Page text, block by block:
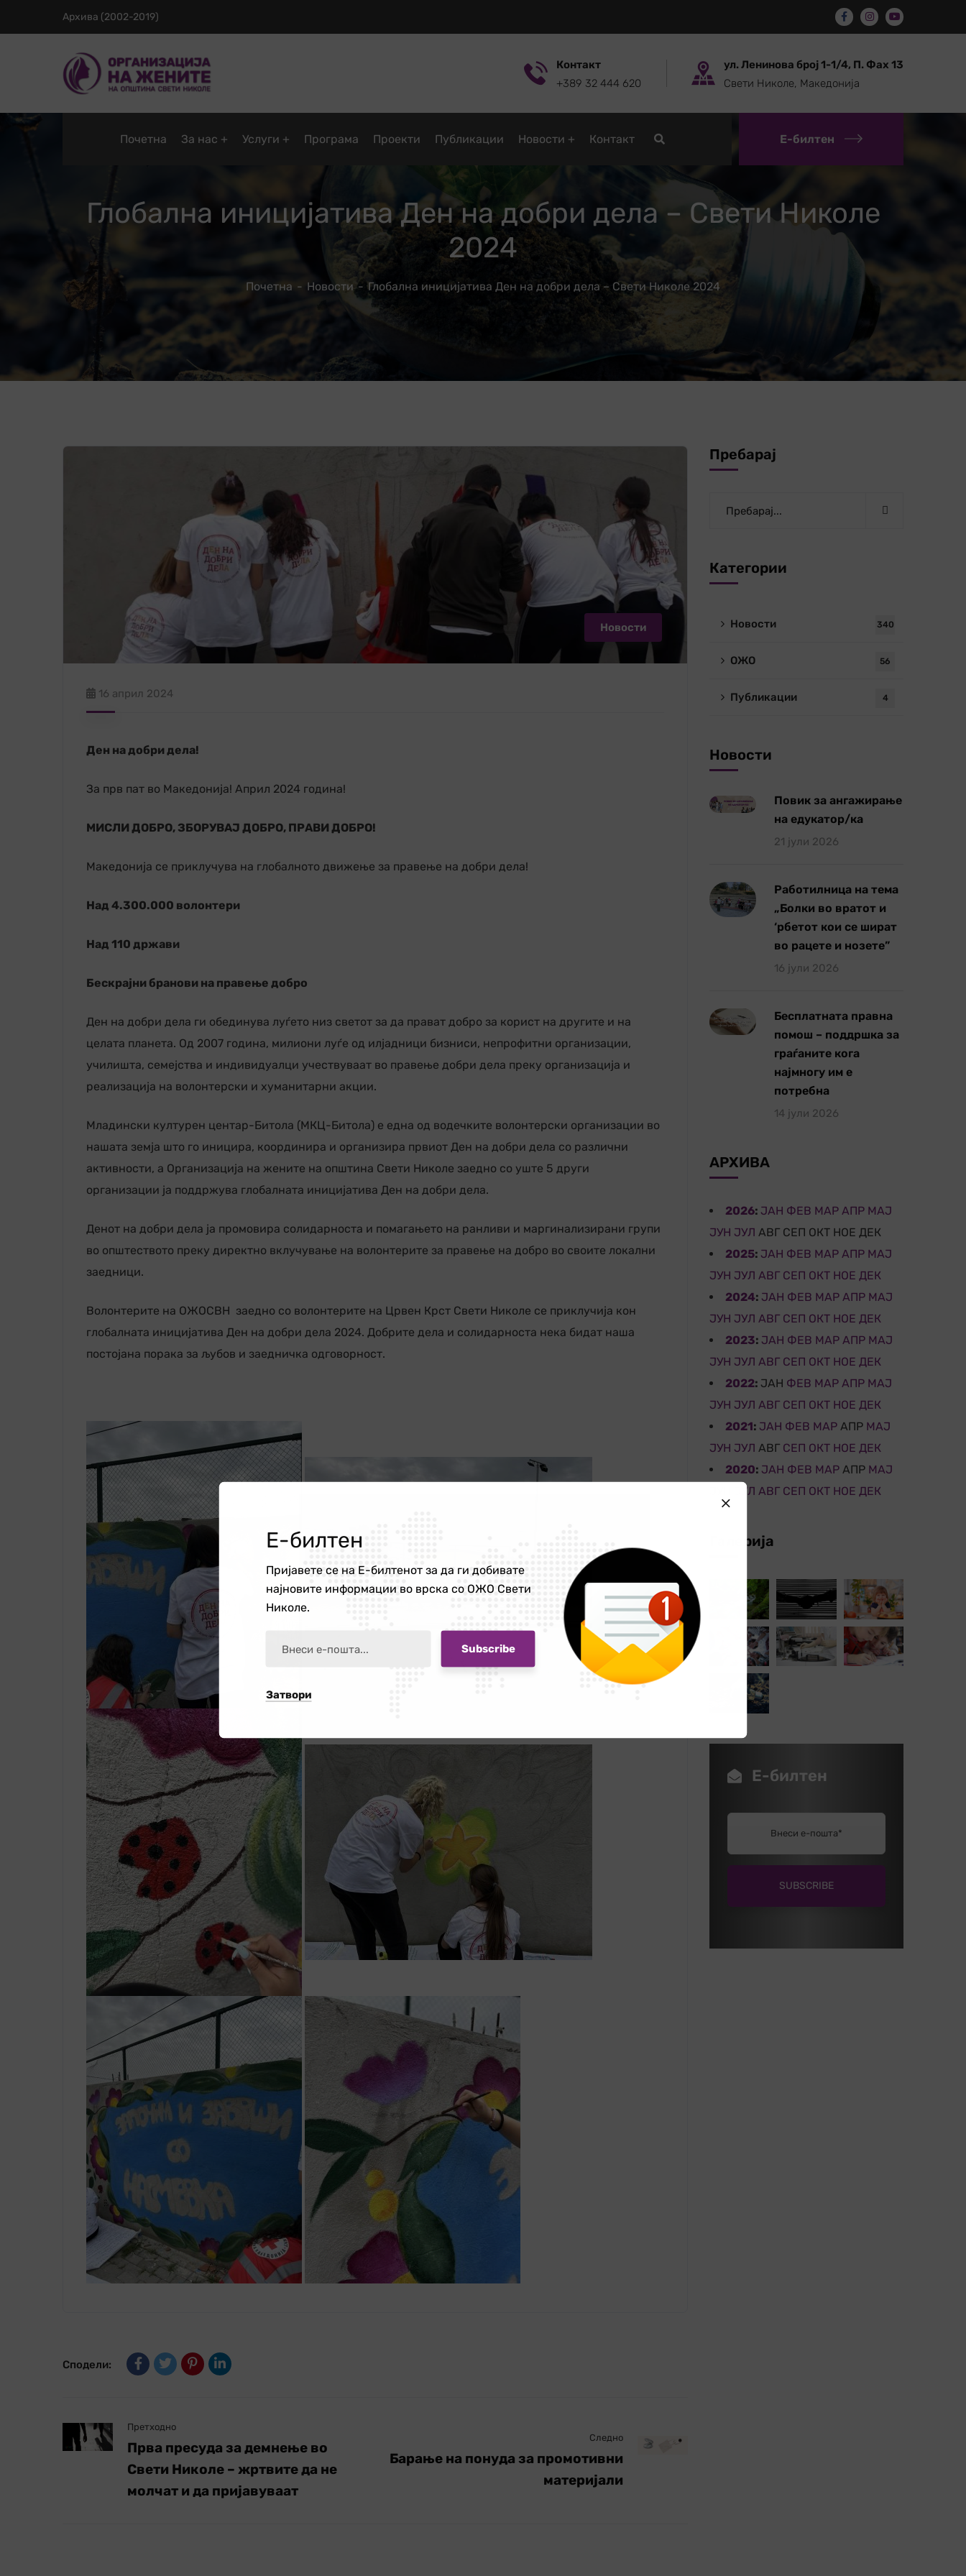
Архива (2002-2019)
Контакт
+389 32 444 620
ул. Ленинова број 1-1/4, П. Фах 13
Свети Николе, Македонија
Почетна За нас Услуги Програмa Проекти Публикации Новости Контакт Е-билтен
Глобална иницијатива Ден на добри дела – Свети Николе
2024
Почетна Новости Глобална иницијатива Ден на добри дела – Свети Николе 2024
Новости
16 април 2024
Ден на добри дела!
За прв пат во Македонија! Април 2024 година!
МИСЛИ ДОБРО, ЗБОРУВАЈ ДОБРО, ПРАВИ ДОБРО!
Македонија се приклучува на глобалното движење за правење на добри дела!
Над 4.300.000 волонтери
Над 110 држави
Бескрајни бранови на правење добро
Ден на добри дела ги обединува луѓето низ светот за да прават добро за корист на другите и на
целата планета. Од 2007 година, милиони луѓе од илјадници бизниси, непрофитни организации,
училишта, семејства и индивидуалци учествуваат во правење добри дела преку организација и
реализација на волонтерски и хуманитарни акции.
Младински културен центар-Битола (МКЦ-Битола) е една од водечките волонтерски организации во
нашата земја што го иницира, координира и организира првиот Ден на добри дела со различни
активности, а Организација на жените на општина Свети Николе заедно со уште 5 други
организации ја поддржува глобалната иницијатива Ден на добри дела.
Денот на добри дела ја промовира солидарноста и помагањето на ранливи и маргинализирани групи
во општеството преку директно вклучување на волонтерите за правење на добро во своите локални
заедници.
Волонтерите на ОЖОСВН заедно со волонтерите на Црвен Крст Свети Николе се приклучија кон
глобалната иницијатива Ден на добри дела 2024. Добрите дела и солидарноста нека бидат наша
постојана порака за љубов и заедничка одговорност.
Сподели:
Претходно
Прва пресуда за демнење во
Свети Николе – жртвите да не
молчат и да пријавуваат
Следно
Барање на понуда за промотивни
материјали
Пребарај
Категории
Новости 340
ОЖО 56
Публикации 4
Новости
Повик за ангажирање
на едукатор/ка
21 јули 2026
Работилница на тема
„Болки во вратот и
‘рбетот кои се шират
во рацете и нозете”
16 јули 2026
Бесплатната правна
помош – поддршка за
граѓаните кога
најмногу им е
потребна
14 јули 2026
АРХИВА
2026: ЈАН ФЕВ МАР АПР МАЈ
ЈУН ЈУЛ АВГ СЕП ОКТ НОЕ ДЕК
2025: ЈАН ФЕВ МАР АПР МАЈ
ЈУН ЈУЛ АВГ СЕП ОКТ НОЕ ДЕК
2024: ЈАН ФЕВ МАР АПР МАЈ
ЈУН ЈУЛ АВГ СЕП ОКТ НОЕ ДЕК
2023: ЈАН ФЕВ МАР АПР МАЈ
ЈУН ЈУЛ АВГ СЕП ОКТ НОЕ ДЕК
2022: ЈАН ФЕВ МАР АПР МАЈ
ЈУН ЈУЛ АВГ СЕП ОКТ НОЕ ДЕК
2021: ЈАН ФЕВ МАР АПР МАЈ
ЈУН ЈУЛ АВГ СЕП ОКТ НОЕ ДЕК
2020: ЈАН ФЕВ МАР АПР МАЈ
ЈУЛ АВГ СЕП ОКТ НОЕ ДЕК
Галерија
Е-билтен
Е-билтен
Пријавете се на Е-билтенот за да ги добивате
најновите информации во врска со ОЖО Свети
Николе.
Затвори